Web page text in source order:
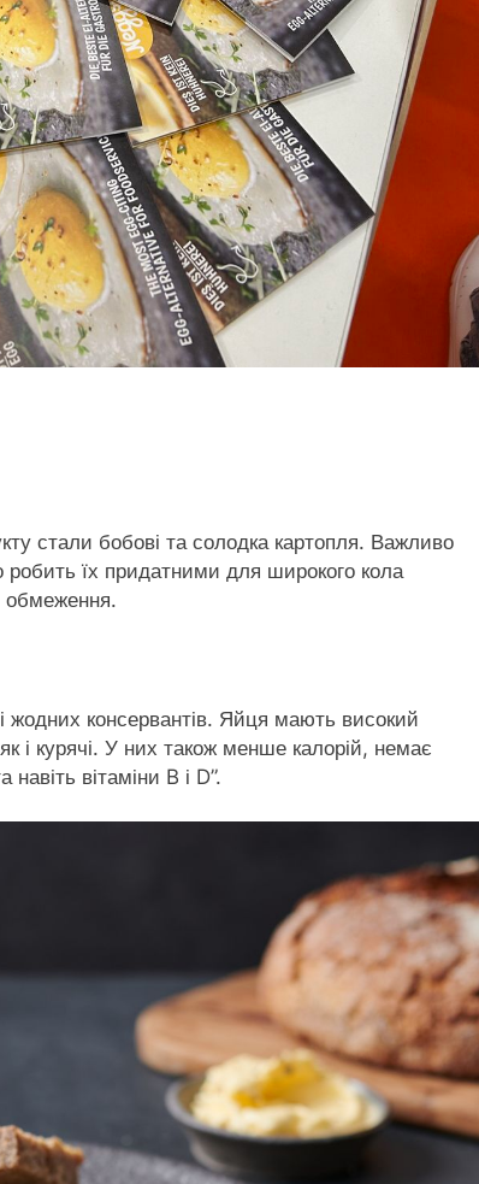
стали бобові та солодка картопля. Важливо
їх придатними для широкого кола
обмеження.
жодних консервантів. Яйця мають високий
і курячі. У них також менше калорій, немає
вітаміни B і D”.